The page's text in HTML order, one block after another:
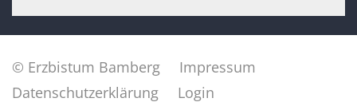
© Erzbistum Bamberg
Impressum
Datenschutzerklärung
Login